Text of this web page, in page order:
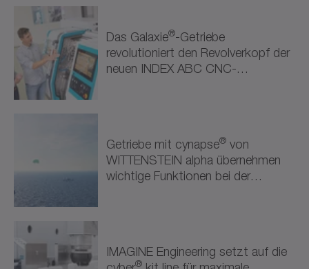
Erneuerbare Energien (1)
Halbleiter & Elektronik (1)
Robotik & Automatisierung (2)
Robotik & Automatisierung (2)
Attraktionen & Unterhaltung (1)
Das Galaxie®-Getriebe
revolutioniert den Revolverkopf der
neuen INDEX ABC CNC-
Getriebe mit cynapse® von
WITTENSTEIN alpha übernehmen
wichtige Funktionen bei der
IMAGINE Engineering setzt auf die
®